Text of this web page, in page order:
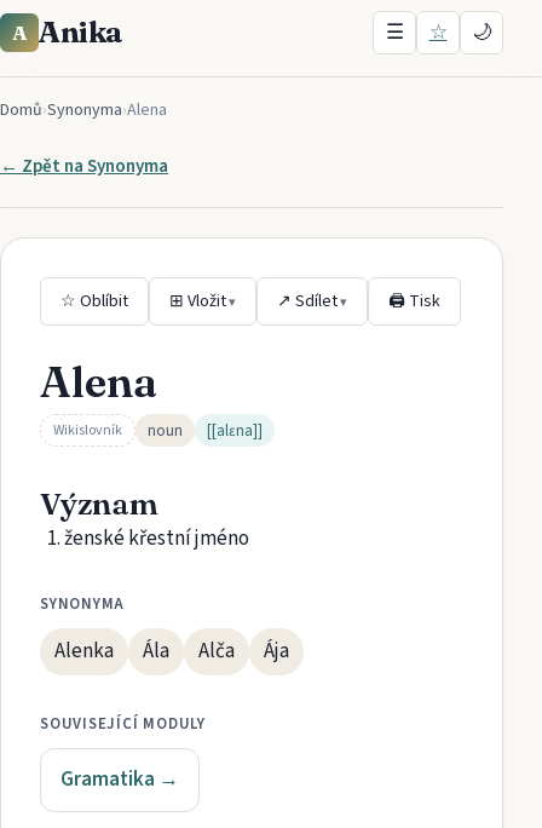
A Anika ☰ ☆ 🌙
Domů›Synonyma›Alena
← Zpět naSynonyma
☆ Oblíbit ⊞ Vložit▾ ↗ Sdílet▾ 🖨 Tisk
Alena
Wikislovník noun [[alɛna]]
Význam
ženské křestní jméno
SYNONYMA
Alenka Ála Alča Ája
SOUVISEJÍCÍ MODULY
Gramatika →